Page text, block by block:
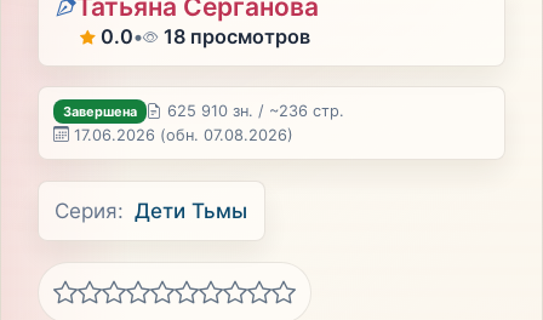
Татьяна Серганова
0.0• 18 просмотров
Завершена
625 910 зн. / ~236 стр.
17.06.2026 (обн. 07.08.2026)
Серия: Дети Тьмы